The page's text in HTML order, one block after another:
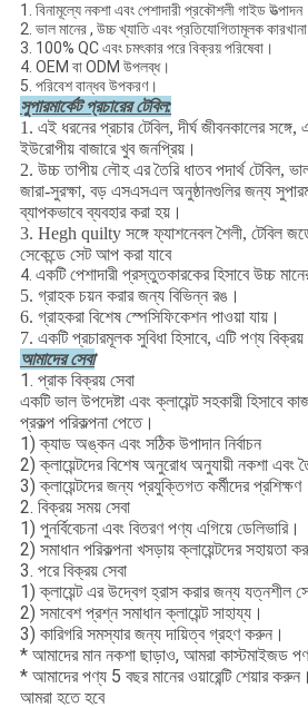
1. বিনামূল্যে নকশা এবং পেশাদারী প্রকৌশলী গাইড উত্পাদন।
2. ভাল মানের, উচ্চ খ্যাতি এবং প্রতিযোগিতামূলক
3. 100% QC এবং চমৎকার পরে বিক্রয় পরিষেবা।
4. OEM বা ODM উপলব্ধ।
5. পরিবেশ বান্ধব উপকরণ।
সুপারমার্কেট প্রচারের টেবিল:
1. এই ধরনের প্রচার টেবিল, দীর্ঘ জীবনকালের
ইউরোপীয় বাজারে খুব জনপ্রিয়।
2. উচ্চ তাপীয় লৌহ এর তৈরি ধাতব পদার্থ টেবিল, ভাল
জারা-সুরক্ষা, বড় এসএসএল অনুষ্ঠানগুলির জন্য
ব্যাপকভাবে ব্যবহার করা হয়।
3. Hegh quilty সঙ্গে ফ্যাশনেবল শৈলী, টেবিল
সেকেন্ডে সেট আপ করা যাবে
4. একটি পেশাদারী প্রস্তুতকারকের হিসাবে উচ্চ
5. গ্রাহক চয়ন করার জন্য বিভিন্ন রঙ।
6. গ্রাহকরা বিশেষ স্পেসিফিকেশন পাওয়া যায়।
7. একটি প্রচারমূলক সুবিধা হিসাবে, এটি পণ্য বিক্রয়
আমাদের সেবা
1. প্রাক বিক্রয় সেবা
একটি ভাল উপদেষ্টা এবং ক্লায়েন্ট সহকারী
প্রকল্প পরিকল্পনা পেতে।
1) ক্যাড অঙ্কন এবং সঠিক উপাদান নির্বাচন
2) ক্লায়েন্টদের বিশেষ অনুরোধ অনুযায়ী নকশা এবং
3) ক্লায়েন্টদের জন্য প্রযুক্তিগত কর্মীদের প্রশিক্ষণ
2. বিক্রয় সময় সেবা
1) পুনর্বিবেচনা এবং বিতরণ পণ্য এগিয়ে ডেলিভারি।
2) সমাধান পরিকল্পনা খসড়ায় ক্লায়েন্টদের সহায়তা
3. পরে বিক্রয় সেবা
1) ক্লায়েন্ট এর উদ্বেগ হ্রাস করার জন্য যত্নশীল
2) সমাবেশ প্রশ্ন সমাধান ক্লায়েন্ট সাহায্য।
3) কারিগরি সমস্যার জন্য দায়িত্ব গ্রহণ করুন।
* আমাদের মান নকশা ছাড়াও, আমরা কাস্টমাইজড
* আমাদের পণ্য 5 বছর মানের ওয়ারেন্টি শেয়ার করুন।
আমরা হতে হবে